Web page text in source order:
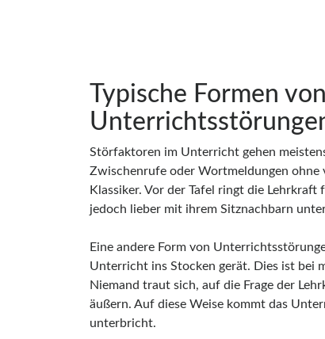
Typische Formen von
Störfaktoren im Unterricht gehen
Zwischenrufe oder Wortmeldungen ohne
Klassiker. Vor der Tafel ringt die
jedoch lieber mit ihrem Sitznachbarn
Eine andere Form von
Unterricht ins Stocken gerät. Dies ist bei
Niemand traut sich, auf die Frage der
äußern. Auf diese Weise kommt das
unterbricht.